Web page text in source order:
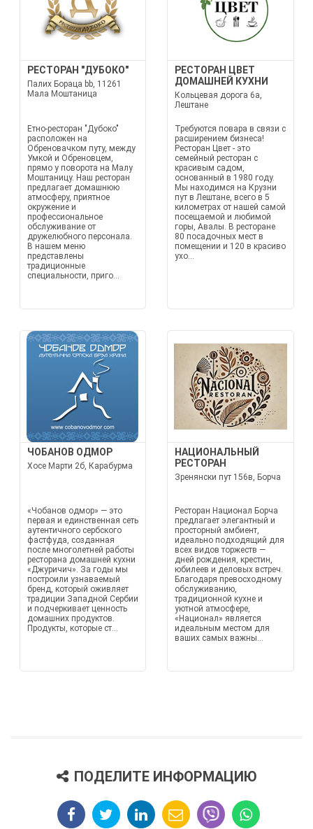
РЕСТОРАН "ДУБОКО"
Палих Бораца bb, 11261
Мала Моштаница
Етно-ресторан "Дубоко"
расположен на
Обреновачком путу, между
Умкой и Обреновцем,
прямо у поворота на Малу
Моштаницу. Наш ресторан
предлагает домашнюю
атмосферу, приятное
окружение и
профессиональное
обслуживание от
дружелюбного персонала.
В нашем меню
представлены
традиционные
специальности, приго...
РЕСТОРАН ЦВЕТ
ДОМАШНЕЙ КУХНИ
Кольцевая дорога 6а,
Лештане
Требуются повара в связи с
расширением бизнеса!
Ресторан Цвет - это
семейный ресторан с
красивым садом,
основанный в 1980 году.
Мы находимся на Крузни
пут в Лештане, всего в 5
километрах от нашей самой
посещаемой и любимой
горы, Авалы. В ресторане
80 посадочных мест в
помещении и 120 в красиво
ухо...
ЧОБАНОВ ОДМОР
Хосе Марти 2б, Карабурма
«Чобанов одмор» — это
первая и единственная сеть
аутентичного сербского
фастфуда, созданная
после многолетней работы
ресторана домашней кухни
«Джуричич». За годы мы
построили узнаваемый
бренд, который оживляет
традиции Западной Сербии
и подчеркивает ценность
домашних продуктов.
Продукты, которые ст...
НАЦИОНАЛЬНЫЙ
РЕСТОРАН
Зренянски пут 156в, Борча
Ресторан Национал Борча
предлагает элегантный и
просторный амбиент,
идеально подходящий для
всех видов торжеств —
дней рождения, крестин,
юбилеев и деловых встреч.
Благодаря превосходному
обслуживанию,
традиционной кухне и
уютной атмосфере,
«Национал» является
идеальным местом для
ваших самых важны...
ПОДЕЛИТЕ ИНФОРМАЦИЮ